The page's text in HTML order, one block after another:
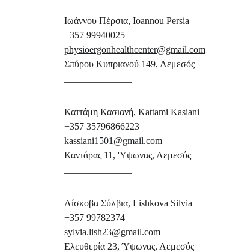
Ιωάννου Πέρσια, Ioannou Persia
+357 99940025
physioergonhealthcenter@gmail.com
Σπύρου Κυπριανού 149, Λεμεσός
Καττάμη Κασιανή, Kattami Kasiani
+357 35796866223
kassiani1501@gmail.com
Καντάρας 11, 'Υψωνας, Λεμεσός
Λίσκοβα Σύλβια, Lishkova Silvia
+357 99782374
sylvia.lish23@gmail.com
Ελευθερία 23, Ύψωνας, Λεμεσός